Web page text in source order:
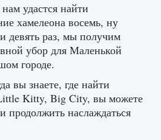
удастся найти
хамелеона восемь, ну
девять раз, мы получим
убор для Маленькой
городе.
вы знаете, где найти
Kitty, Big City, вы можете
продолжить наслаждаться